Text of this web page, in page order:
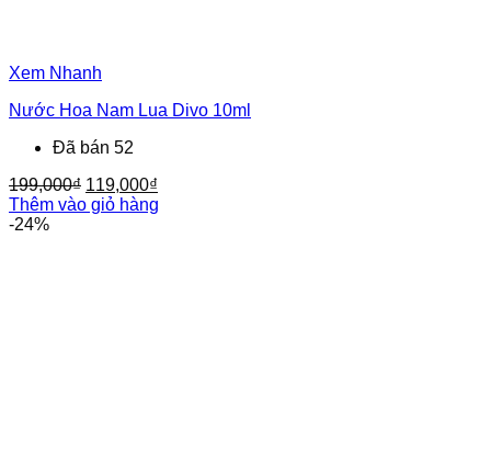
Xem Nhanh
Nước Hoa Nam Lua Divo 10ml
Đã bán 52
199,000₫ Giá
gốc
119,000₫
hiện
Thêm vào giỏ hàng
-24%